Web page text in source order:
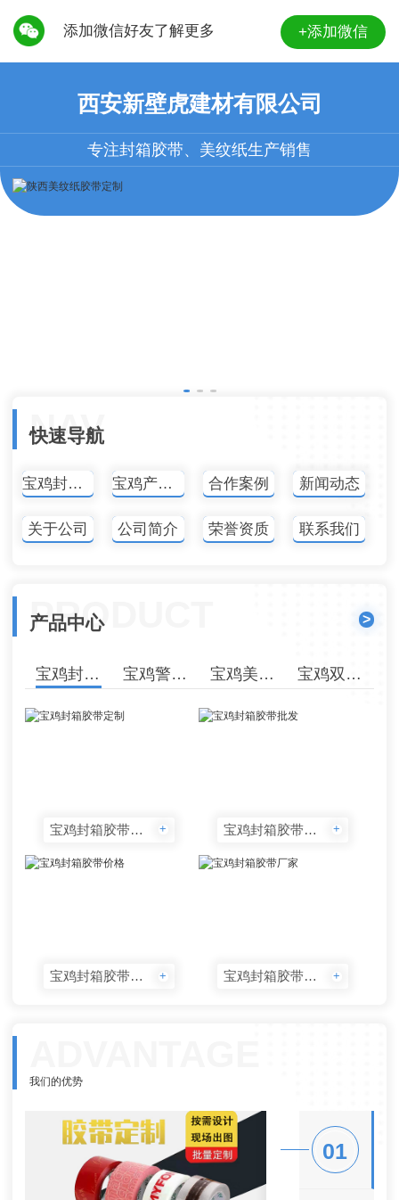
添加微信好友了解更多 +添加微信
西安新壁虎建材有限公司
专注封箱胶带、美纹纸生产销售
NAV
快速导航
宝鸡封箱胶带 宝鸡产品中心 合作案例 新闻动态
关于公司 公司简介 荣誉资质 联系我们
PRODUCT
产品中心 >
宝鸡封箱胶带 宝鸡警示胶带 宝鸡美纹纸胶带 宝鸡双面胶
宝鸡封箱胶带定制 + 宝鸡封箱胶带批发 +
宝鸡封箱胶带价格 + 宝鸡封箱胶带厂家 +
我们的优势
01